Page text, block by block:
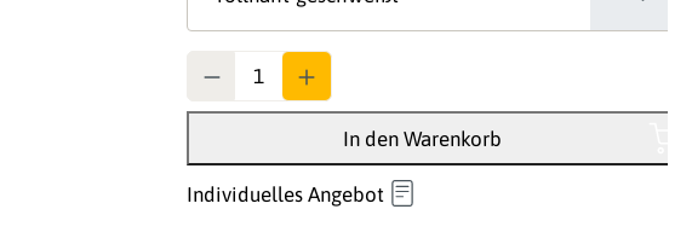
In den Warenkorb
Individuelles Angebot